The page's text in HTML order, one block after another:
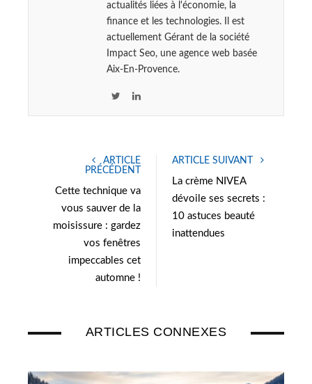
actualités liées à l'économie, la
finance et les technologies. Il est
actuellement Gérant de la société
Impact Seo, une agence web basée
Aix-En-Provence.
t
r
L
e
I
n
ARTICLE
PRÉCÉDENT
Cette technique va
vous sauver de la
moisissure : gardez
vos fenêtres
impeccables cet
automne !
ARTICLE SUIVANT
La crème NIVEA
dévoile ses secrets :
10 astuces beauté
inattendues
ARTICLES CONNEXES